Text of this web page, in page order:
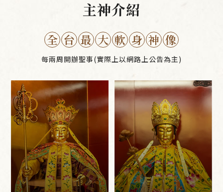
主神介紹
全 台 最 大 軟 身 神 像
每兩周開辦聖事(實際上以網路上公告為主)